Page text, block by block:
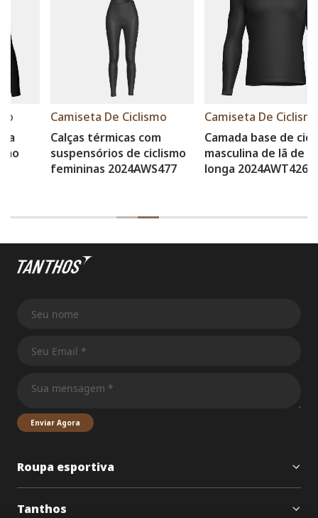
Camiseta De Ciclismo
Calças térmicas com
suspensórios de ciclismo
femininas 2024AWS477
Camiseta De Ciclismo
Camada base de ciclismo
masculina de lã de manga
longa 2024AWT426
Enviar Agora
Roupa esportiva
Tanthos